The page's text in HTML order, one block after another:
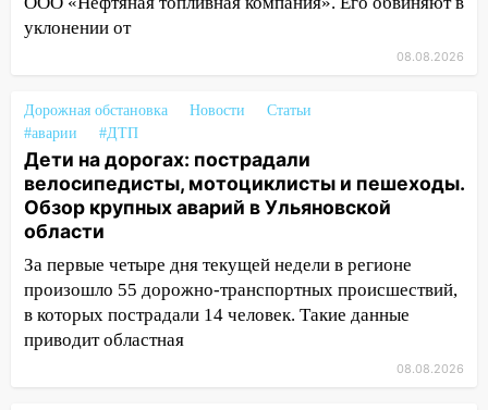
пилотным регионом проекта
«Культурное долголетие»
новых аппаратов ИВЛ
16:51 В Чердаклинском районе
ремонтируют дороги, ставят остановки
и проводят новое освещение
16:35
девять бункеров для крупногабаритного
мусора
16:26 В Ульяновске бесплатно покажут
уклонении от
08.08.2026
Дорожная обстановка Новости
Статьи
#аварии
#ДТП
Дети на дорогах: пострадали
велосипедисты, мотоциклисты и пешеходы.
Обзор крупных аварий в Ульяновской
области
За первые четыре дня текущей недели в регионе
произошло 55 дорожно-транспортных происшествий,
в которых пострадали 14 человек. Такие данные
приводит областная
08.08.2026